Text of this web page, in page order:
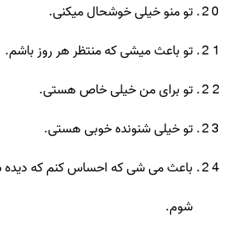
تو منو خیلی خوشحال میکنی.
تو باعث میشی که منتظر هر روز باشم.
تو برای من خیلی خاص هستی.
تو خیلی شنونده خوبی هستی.
باعث می شی که احساس کنم که
شوم.